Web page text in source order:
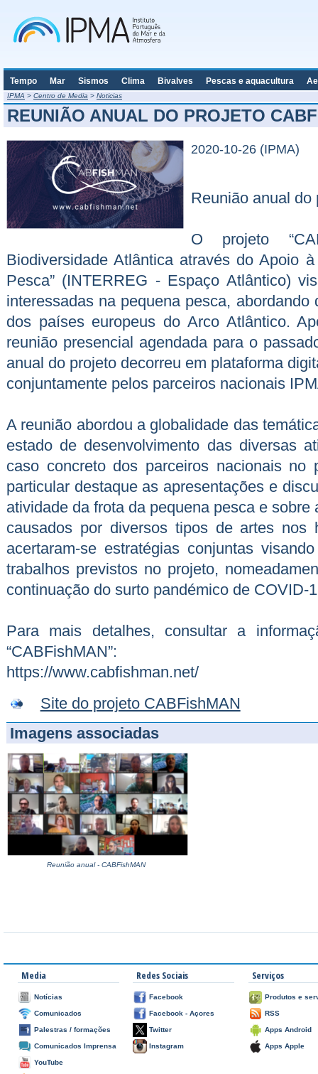
Tempo Mar Sismos Clima Bivalves Pescas e aquacultura
IPMA > Centro de Media > Noticias
REUNIÃO ANUAL DO PROJETO
2020-10-26 (IPMA)
Reunião anual
O projeto
Biodiversidade Atlântica através do Apoio
Pesca” (INTERREG - Espaço Atlântico)
interessadas na pequena pesca,
dos países europeus do Arco Atlântico.
reunião presencial agendada para o
anual do projeto decorreu em plataforma
conjuntamente pelos parceiros nacionais
A reunião abordou a globalidade das
estado de desenvolvimento das diversas
caso concreto dos parceiros nacionais no
particular destaque as apresentações e
atividade da frota da pequena pesca e
causados por diversos tipos de artes nos
acertaram-se estratégias conjuntas
trabalhos previstos no projeto,
continuação do surto pandémico de COVID-
Para mais detalhes, consultar a
“CABFishMAN”:
https://www.cabfishman.net/
Site do projeto CABFishMAN
Imagens associadas
Reunião anual - CABFishMAN
Media
Notícias
Comunicados
Palestras / formações
Comunicados Imprensa
YouTube
Redes Sociais
Facebook
Facebook - Açores
Twitter
Instagram
Serviços
Produtos e
RSS
Apps Android
Apps Apple